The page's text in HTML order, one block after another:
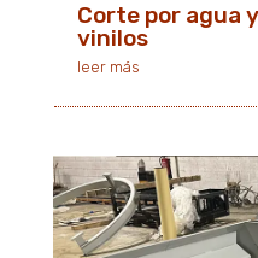
Corte por agua
vinilos
leer más